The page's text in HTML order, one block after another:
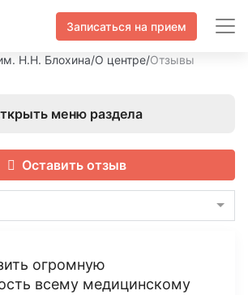
Записаться на прием
Н.Н. Блохина/О центре/Отзывы
меню раздела
Оставить отзыв
огромную
всему медицинскому